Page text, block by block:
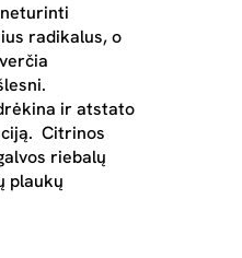
neturinti
radikalus, o
ir atstato
Citrinos
riebalų
plaukų